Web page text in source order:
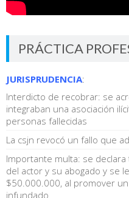
PRÁCTICA
JURISPRUDENCIA:
Interdicto de recobrar: se
integraban una asociación
personas fallecidas
La csjn revocó un fallo que
Importante multa: se
del actor y su abogado y se
$50.000.000, al promover
infundado